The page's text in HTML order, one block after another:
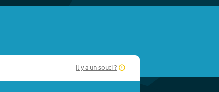
Il y a un souci ?